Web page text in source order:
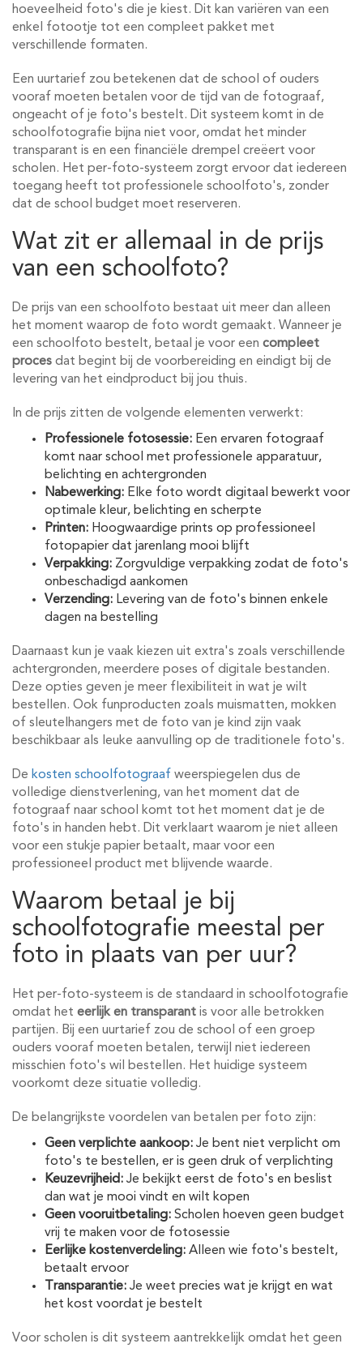
hoeveelheid foto's die je kiest. Dit kan variëren van een
enkel fotootje tot een compleet pakket met
verschillende formaten.
Een uurtarief zou betekenen dat de school of ouders
vooraf moeten betalen voor de tijd van de fotograaf,
ongeacht of je foto's bestelt. Dit systeem komt in de
schoolfotografie bijna niet voor, omdat het minder
transparant is en een financiële drempel creëert voor
scholen. Het per-foto-systeem zorgt ervoor dat iedereen
toegang heeft tot professionele schoolfoto's, zonder
dat de school budget moet reserveren.
Wat zit er allemaal in de prijs
van een schoolfoto?
De prijs van een schoolfoto bestaat uit meer dan alleen
het moment waarop de foto wordt gemaakt. Wanneer je
een schoolfoto bestelt, betaal je voor een compleet
proces dat begint bij de voorbereiding en eindigt bij de
levering van het eindproduct bij jou thuis.
In de prijs zitten de volgende elementen verwerkt:
Professionele fotosessie: Een ervaren fotograaf
komt naar school met professionele apparatuur,
belichting en achtergronden
Nabewerking: Elke foto wordt digitaal bewerkt voor
optimale kleur, belichting en scherpte
Printen: Hoogwaardige prints op professioneel
fotopapier dat jarenlang mooi blijft
Verpakking: Zorgvuldige verpakking zodat de foto's
onbeschadigd aankomen
Verzending: Levering van de foto's binnen enkele
dagen na bestelling
Daarnaast kun je vaak kiezen uit extra's zoals verschillende
achtergronden, meerdere poses of digitale bestanden.
Deze opties geven je meer flexibiliteit in wat je wilt
bestellen. Ook funproducten zoals muismatten, mokken
of sleutelhangers met de foto van je kind zijn vaak
beschikbaar als leuke aanvulling op de traditionele foto's.
De kosten schoolfotograaf weerspiegelen dus de
volledige dienstverlening, van het moment dat de
fotograaf naar school komt tot het moment dat je de
foto's in handen hebt. Dit verklaart waarom je niet alleen
voor een stukje papier betaalt, maar voor een
professioneel product met blijvende waarde.
Waarom betaal je bij
schoolfotografie meestal per
foto in plaats van per uur?
Het per-foto-systeem is de standaard in schoolfotografie
omdat het eerlijk en transparant is voor alle betrokken
partijen. Bij een uurtarief zou de school of een groep
ouders vooraf moeten betalen, terwijl niet iedereen
misschien foto's wil bestellen. Het huidige systeem
voorkomt deze situatie volledig.
De belangrijkste voordelen van betalen per foto zijn:
Geen verplichte aankoop: Je bent niet verplicht om
foto's te bestellen, er is geen druk of verplichting
Keuzevrijheid: Je bekijkt eerst de foto's en beslist
dan wat je mooi vindt en wilt kopen
Geen vooruitbetaling: Scholen hoeven geen budget
vrij te maken voor de fotosessie
Eerlijke kostenverdeling: Alleen wie foto's bestelt,
betaalt ervoor
Transparantie: Je weet precies wat je krijgt en wat
het kost voordat je bestelt
Voor scholen is dit systeem aantrekkelijk omdat het geen